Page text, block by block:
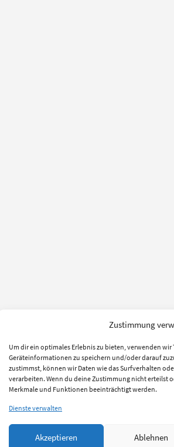
Zustimmung
Um dir ein optimales Erlebnis zu bieten, verwenden wir
Geräteinformationen zu speichern und/oder darauf
zustimmst, können wir Daten wie das Surfverhalten
verarbeiten. Wenn du deine Zustimmung nicht erteilst
Merkmale und Funktionen beeinträchtigt werden.
Dienste verwalten
Akzeptieren Ablehnen